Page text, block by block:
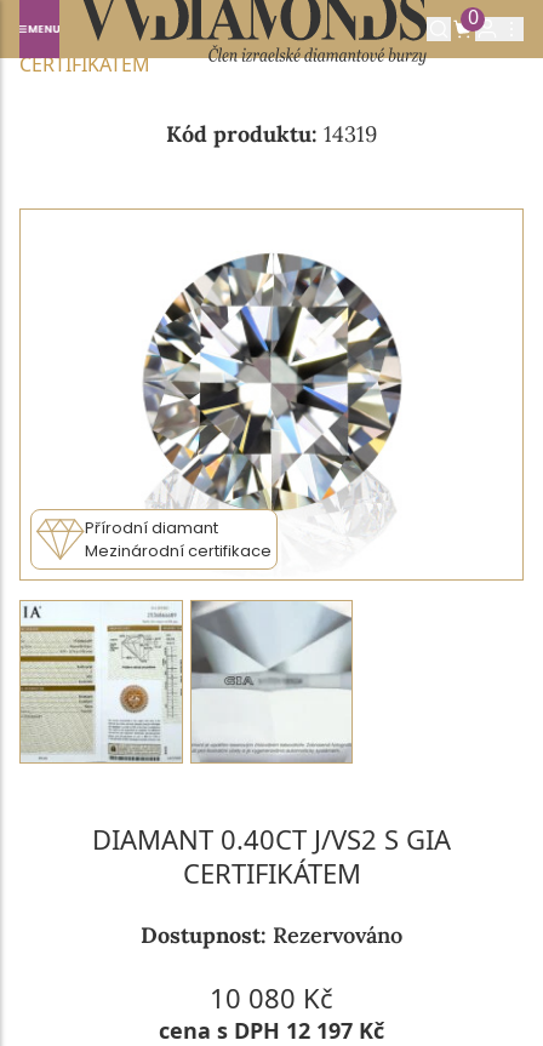
0
Domů NABÍDKA DIAMANTŮ
0.40CT J/VS2 S GIA
CERTIFIKÁTEM
Kód produktu: 14319
Přírodní diamant
Mezinárodní certifikace
DIAMANT 0.40CT J/VS2 S GIA
CERTIFIKÁTEM
Dostupnost: Rezervováno
10 080 Kč
cena s DPH 12 197 Kč